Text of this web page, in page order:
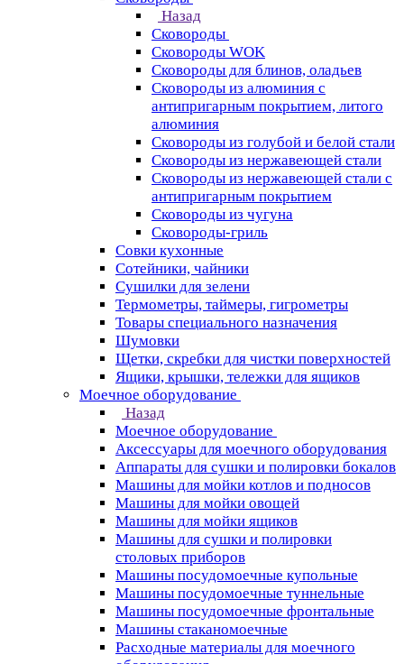
Назад
Сковороды
Сковороды WOK
Сковороды для блинов, оладьев
Сковороды из алюминия с
антипригарным покрытием, литого
алюминия
Сковороды из голубой и белой стали
Сковороды из нержавеющей стали
Сковороды из нержавеющей стали с
антипригарным покрытием
Сковороды из чугуна
Сковороды-гриль
Совки кухонные
Сотейники, чайники
Сушилки для зелени
Термометры, таймеры, гигрометры
Товары специального назначения
Шумовки
Щетки, скребки для чистки поверхностей
Ящики, крышки, тележки для ящиков
Моечное оборудование
Назад
Моечное оборудование
Аксессуары для моечного оборудования
Аппараты для сушки и полировки бокалов
Машины для мойки котлов и подносов
Машины для мойки овощей
Машины для мойки ящиков
Машины для сушки и полировки
столовых приборов
Машины посудомоечные купольные
Машины посудомоечные туннельные
Машины посудомоечные фронтальные
Машины стаканомоечные
Расходные материалы для моечного